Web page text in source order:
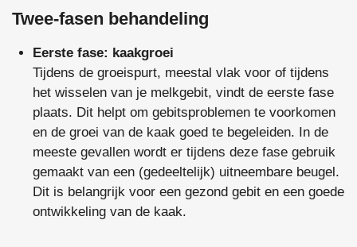
Twee-fasen behandeling
Eerste fase: kaakgroei
Tijdens de groeispurt, meestal vlak voor of tijdens
het wisselen van je melkgebit, vindt de eerste fase
plaats. Dit helpt om gebitsproblemen te voorkomen
en de groei van de kaak goed te begeleiden. In de
meeste gevallen wordt er tijdens deze fase gebruik
gemaakt van een (gedeeltelijk) uitneembare beugel.
Dit is belangrijk voor een gezond gebit en een goede
ontwikkeling van de kaak.